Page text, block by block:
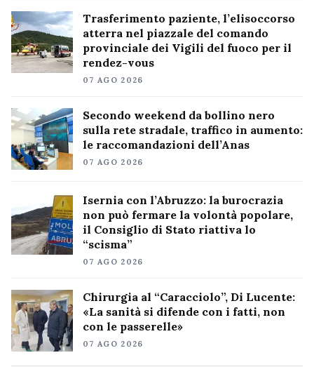
Trasferimento paziente, l’elisoccorso
atterra nel piazzale del comando
provinciale dei Vigili del fuoco per il
rendez-vous
07 AGO 2026
Secondo weekend da bollino nero
sulla rete stradale, traffico in aumento:
le raccomandazioni dell’Anas
07 AGO 2026
Isernia con l’Abruzzo: la burocrazia
non può fermare la volontà popolare,
il Consiglio di Stato riattiva lo
“scisma”
07 AGO 2026
Chirurgia al “Caracciolo”, Di Lucente:
«La sanità si difende con i fatti, non
con le passerelle»
07 AGO 2026